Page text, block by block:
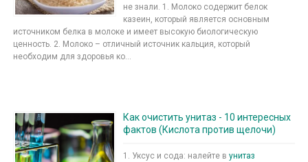
не знали. 1. Молоко содержит белок
казеин, который является основным
источником белка в молоке и имеет высокую биологическую
ценность. 2. Молоко – отличный источник кальция, который
необходим для здоровья ко...
Как очистить унитаз - 10 интересных
фактов (Кислота против щелочи)
1. Уксус и сода: налейте в унитаз